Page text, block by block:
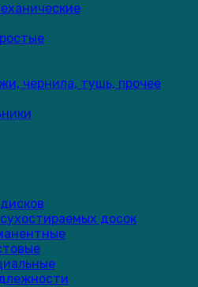
чернила, тушь, прочее
досок